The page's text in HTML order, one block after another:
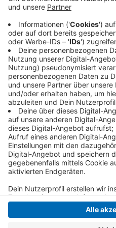
AzubiCard gilt ähnlich
Studienausweis
Industrie- und
Niederrhein gibt es rund
Veröffentlicht:Mittwoch,
Anzeige
Anzeige